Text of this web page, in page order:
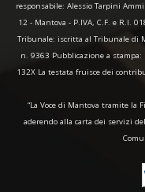
responsabile: Alessio Tarpini
12 - Mantova - P.IVA, C.F. e R.I.
Tribunale: iscritta al Tribunale di
n. 9363 Pubblicazione a stampa:
132X La testata fruisce dei
“La Voce di Mantova tramite la
aderendo alla carta dei servizi